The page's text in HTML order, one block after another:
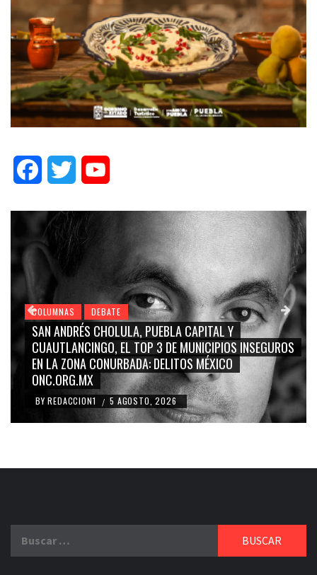
FacebookTwitter
COLUMNAS DEBATE
GRACE PALOMARES, NAY SALVATORI, SERGIO MAYER,
CARMEN SALINAS “LA CORCHOLATA”, CUAUHTÉMOC
BLANCO, SILVIA PINAL: LA TRIVIALIZACIÓN Y
RIDICULIZACIÓN DE LA REPRESENTACIÓN CIUDADANA
BY REDACCION1 / 4 AGOSTO, 2026